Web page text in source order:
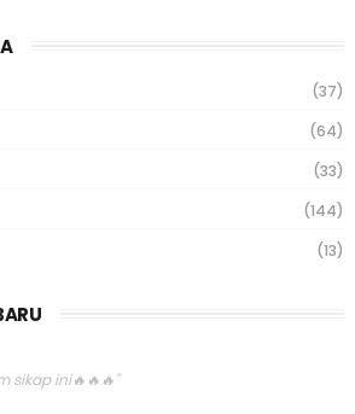
(37)
(64)
(33)
(144)
(13)
sikap ini🔥🔥🔥"